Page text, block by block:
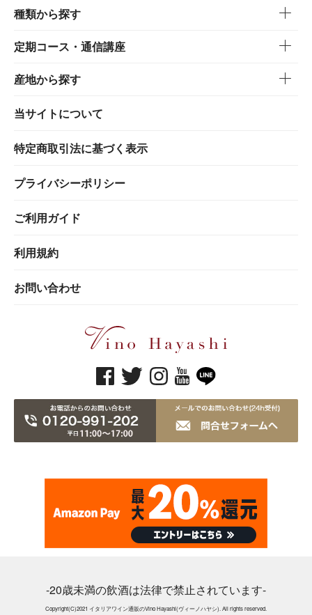
種類から探す
定期コース・通信講座
産地から探す
当サイトについて
特定商取引法に基づく表示
プライバシーポリシー
ご利用ガイド
利用規約
お問い合わせ
-20歳未満の飲酒は法律で禁止されています-
Copyright(C)2021 イタリアワイン通販のVino Hayashi(ヴィーノハヤシ). All rights reserved.